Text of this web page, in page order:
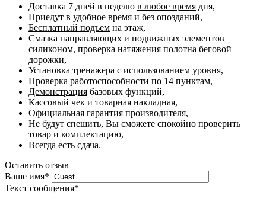
Доставка 7 дней в неделю в любое время дня,
Приедут в удобное время и без опозданий,
Бесплатный подъем на этаж,
Смазка направляющих и подвижных элементов
силиконом, проверка натяжения полотна беговой
дорожки,
Установка тренажера с использованием уровня,
Проверка работоспособности по 14 пунктам,
Демонстрация базовых функций,
Кассовый чек и товарная накладная,
Официальная гарантия производителя,
Не будут спешить, Вы сможете спокойно проверить
товар и комплектацию,
Всегда есть сдача.
Оставить отзыв
Ваше имя*
Текст сообщения*